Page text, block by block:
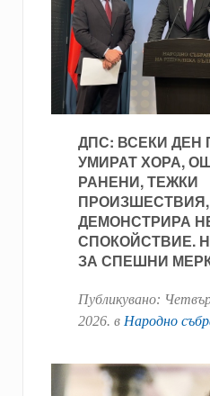
ДПС: ВСЕКИ
УМИРАТ ХОРА,
РАНЕНИ, ТЕЖКИ
ДЕМОНСТРИРА
СПОКОЙСТВИЕ.
ЗА СПЕШНИ
Публикувано:
2026. в Народно